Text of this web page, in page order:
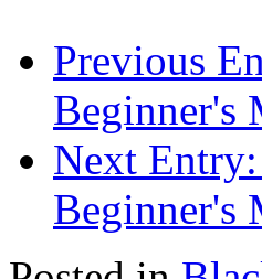
Previous
Beginner's
Next Entry:
Beginner's